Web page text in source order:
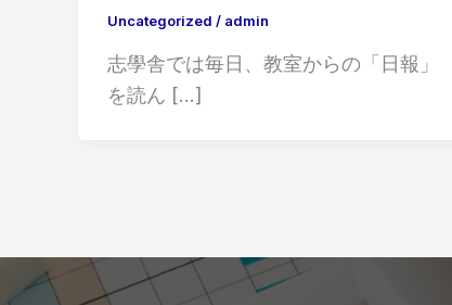
Uncategorized / admin
志學舎では毎日、教室からの「日報」
を読ん […]